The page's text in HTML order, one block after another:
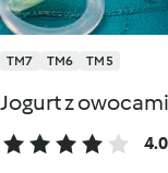
TM7 TM6 TM5
Jogurt z
4.0